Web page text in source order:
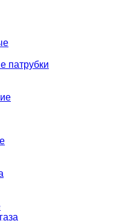
патрубки